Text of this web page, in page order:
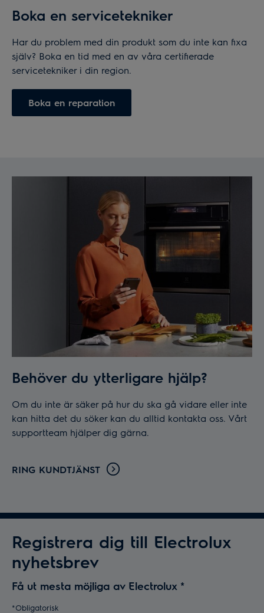
Boka en servicetekniker
Har du problem med din produkt som du inte kan fixa
själv? Boka en tid med en av våra certifierade
servicetekniker i din region.
Boka en reparation
Behöver du ytterligare hjälp?
Om du inte är säker på hur du ska gå vidare eller inte
kan hitta det du söker kan du alltid kontakta oss. Vårt
supportteam hjälper dig gärna.
RING KUNDTJÄNST
Registrera dig till Electrolux
nyhetsbrev
Få ut mesta möjliga av Electrolux *
*Obligatorisk